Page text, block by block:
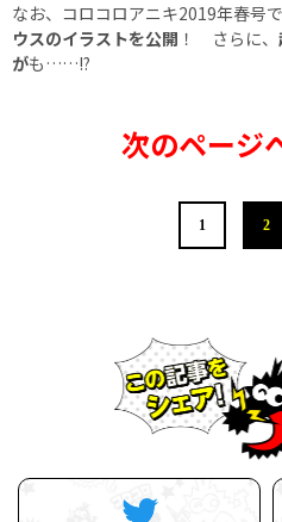
なお、コロコロアニキ2019年春号で
ウスのイラストを公開 ！ さらに、
がも……!?
次のページ
1 2